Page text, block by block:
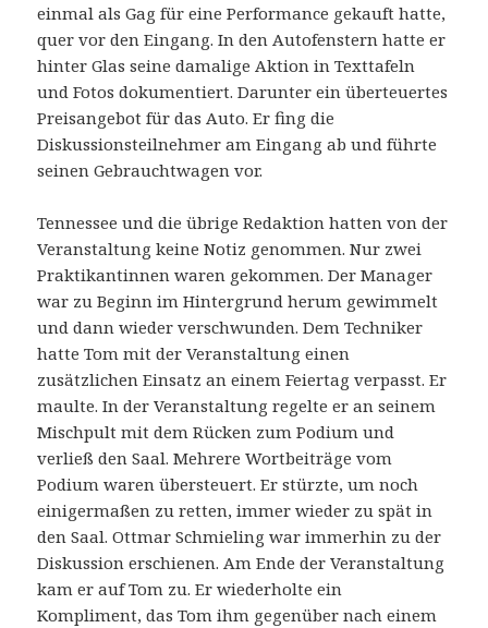
einmal als Gag für eine Performance gekauft hatte,
quer vor den Eingang. In den Autofenstern hatte er
hinter Glas seine damalige Aktion in Texttafeln
und Fotos dokumentiert. Darunter ein überteuertes
Preisangebot für das Auto. Er fing die
Diskussionsteilnehmer am Eingang ab und führte
seinen Gebrauchtwagen vor.
Tennessee und die übrige Redaktion hatten von der
Veranstaltung keine Notiz genommen. Nur zwei
Praktikantinnen waren gekommen. Der Manager
war zu Beginn im Hintergrund herum gewimmelt
und dann wieder verschwunden. Dem Techniker
hatte Tom mit der Veranstaltung einen
zusätzlichen Einsatz an einem Feiertag verpasst. Er
maulte. In der Veranstaltung regelte er an seinem
Mischpult mit dem Rücken zum Podium und
verließ den Saal. Mehrere Wortbeiträge vom
Podium waren übersteuert. Er stürzte, um noch
einigermaßen zu retten, immer wieder zu spät in
den Saal. Ottmar Schmieling war immerhin zu der
Diskussion erschienen. Am Ende der Veranstaltung
kam er auf Tom zu. Er wiederholte ein
Kompliment, das Tom ihm gegenüber nach einem